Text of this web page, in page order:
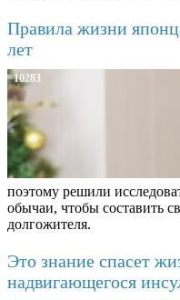
Правила жизни
лет
10283
поэтому решили
обычаи, чтобы составить
долгожителя.
Это знание спасет
надвигающегося